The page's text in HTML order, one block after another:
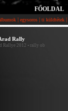
FŐOLDAL
| egysoros | ti küldtétek |
Rally
Rallye 2012 • rally ob